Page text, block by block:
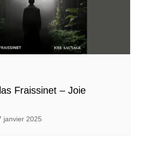
Fraissinet – Joie
janvier 2025